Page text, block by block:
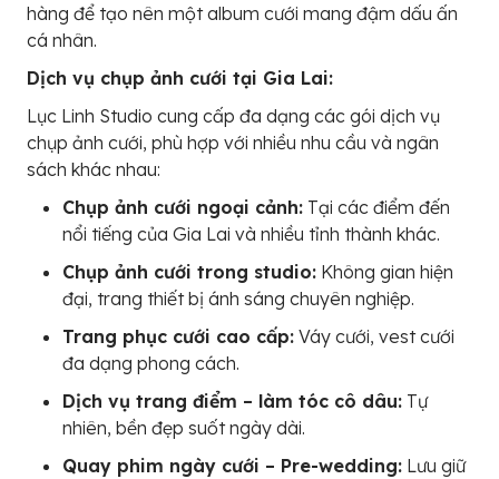
hàng để tạo nên một album cưới mang đậm dấu ấn
cá nhân.
Dịch vụ chụp ảnh cưới tại Gia Lai:
Lục Linh Studio cung cấp đa dạng các gói dịch vụ
chụp ảnh cưới, phù hợp với nhiều nhu cầu và ngân
sách khác nhau:
Chụp ảnh cưới ngoại cảnh: Tại các điểm đến
nổi tiếng của Gia Lai và nhiều tỉnh thành khác.
Chụp ảnh cưới trong studio: Không gian hiện
đại, trang thiết bị ánh sáng chuyên nghiệp.
Trang phục cưới cao cấp: Váy cưới, vest cưới
đa dạng phong cách.
Dịch vụ trang điểm – làm tóc cô dâu: Tự
nhiên, bền đẹp suốt ngày dài.
Quay phim ngày cưới – Pre-wedding: Lưu giữ